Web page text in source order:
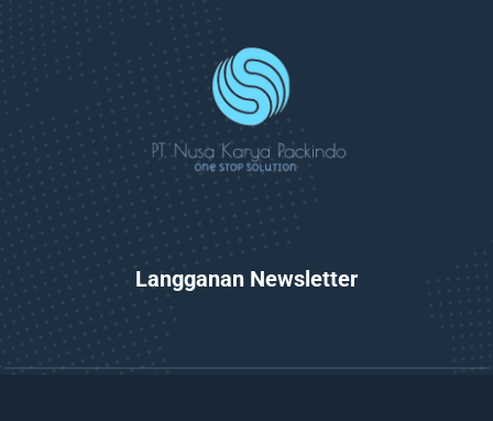
Langganan Newsletter